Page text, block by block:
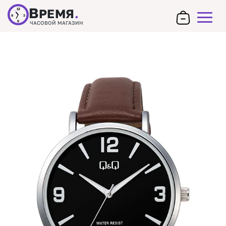
12
3
6
9 ВРЕМЯ.
ЧАСОВОЙ МАГАЗИН